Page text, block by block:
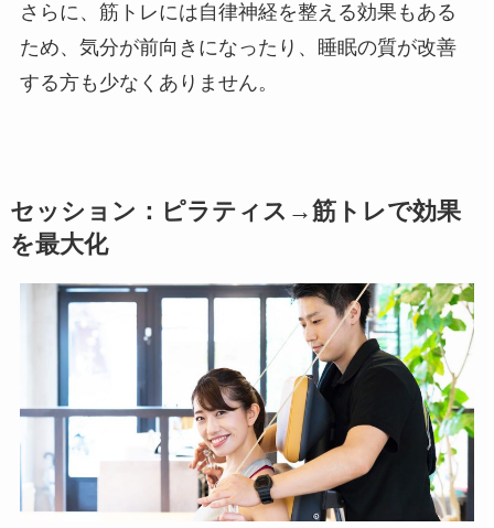
さらに、筋トレには自律神経を整える効果もある
ため、気分が前向きになったり、睡眠の質が改善
する方も少なくありません。
セッション：ピラティス→筋トレで効果
を最大化